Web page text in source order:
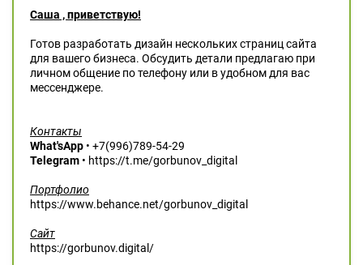
Саша , приветствую!
Готов разработать дизайн нескольких страниц сайта
для вашего бизнеса. Обсудить детали предлагаю при
личном общение по телефону или в удобном для вас
мессенджере.
Контакты
What'sApp • +7(996)789-54-29
Telegram • https://t.me/gorbunov_digital
Портфолио
https://www.behance.net/gorbunov_digital
Сайт
https://gorbunov.digital/